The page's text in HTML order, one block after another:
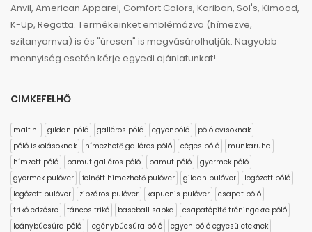
Anvil, American Apparel, Comfort Colors, Kariban, Sol's, Kimood,
K-Up, Regatta. Termékeinket emblémázva (hímezve,
szitanyomva) is és "üresen" is megvásárolhatják. Nagyobb
mennyiség esetén kérje egyedi ajánlatunkat!
CIMKEFELHŐ
malfini gildan póló galléros póló egyenpóló
póló ovisoknak
póló iskolásoknak
hímezhető galléros póló céges póló
munkaruha
hímzett póló
pamut galléros póló pamut póló
gyermek póló
gyermek pulóver
felnőtt hímezhető pulóver gildan pulóver
logózott póló
logózott pulóver
zipzáros pulóver kapucnis pulóver
csapat póló
trikó edzésre
táncos trikó baseball sapka
csapatépítő tréningekre póló
leánybúcsúra póló
legénybúcsúra póló
egyen póló egyesületeknek